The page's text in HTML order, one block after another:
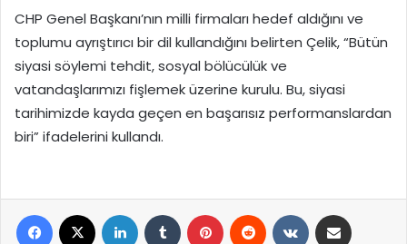
CHP Genel Başkanı’nın milli firmaları hedef aldığını ve
toplumu ayrıştırıcı bir dil kullandığını belirten Çelik, “Bütün
siyasi söylemi tehdit, sosyal bölücülük ve
vatandaşlarımızı fişlemek üzerine kurulu. Bu, siyasi
tarihimizde kayda geçen en başarısız performanslardan
biri” ifadelerini kullandı.
Facebook LinkedIn Tumblr Pinterest Reddit VKontakte